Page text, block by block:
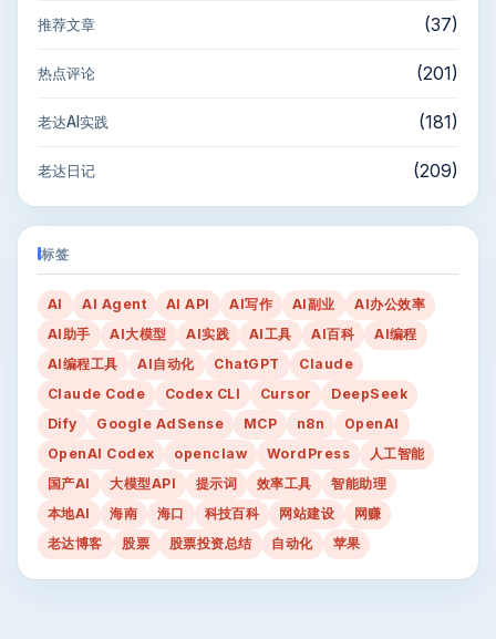
推荐文章 (37)
热点评论 (201)
老达AI实践 (181)
老达日记 (209)
标签
AI AI Agent AI API AI写作 AI副业
AI办公效率
AI助手
AI大模型 AI实践 AI工具 AI百科
AI编程
AI编程工具
AI自动化 ChatGPT
Claude
Claude Code
Codex CLI Cursor
DeepSeek
Dify
Google AdSense MCP n8n
OpenAI
OpenAI Codex
openclaw WordPress
人工智能
国产AI
大模型API 提示词 效率工具
智能助理
本地AI
海南 海口 科技百科 网站建设
网赚
老达博客
股票 股票投资总结 自动化 苹果